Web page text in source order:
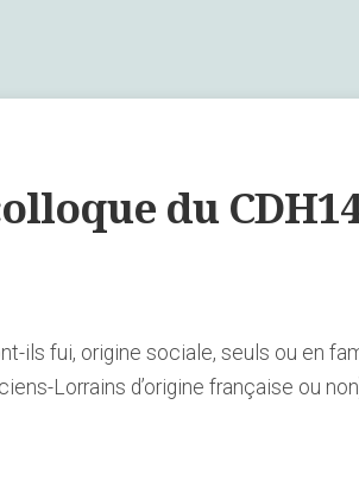
du
ils fui, origine sociale, seuls ou en
Lorrains d’origine française ou